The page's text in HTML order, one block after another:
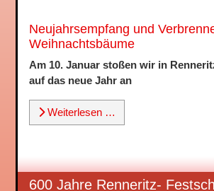
Neujahrsempfang und
Weihnachtsbäume
Am 10. Januar stoßen wir in
auf das neue Jahr an
Weiterlesen …
600 Jahre Renneritz-